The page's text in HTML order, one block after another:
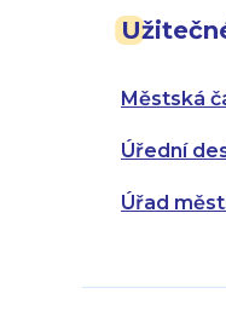
Městská
Úřední
Úřad